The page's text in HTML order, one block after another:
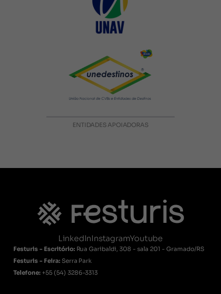
ENTIDADES APOIADORAS
LinkedInInstagramYoutube
Festuris - Escritório: Rua Garibaldi, 308 - sala 201 - Gramado/RS
Festuris - Feira: Serra Park
Telefone: +55 (54) 3286-3313